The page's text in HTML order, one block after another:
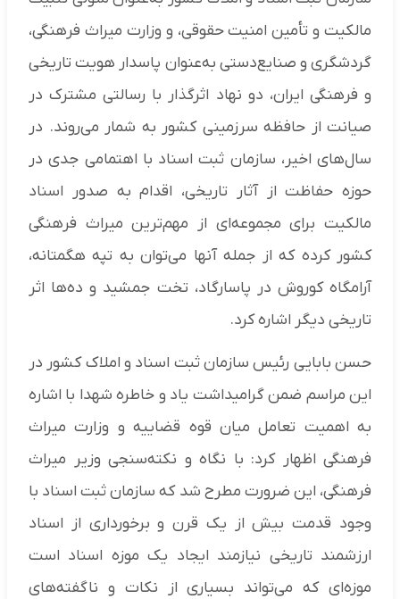
مالکیت و تأمین امنیت حقوقی، و وزارت میراث فرهنگی،
گردشگری و صنایع‌دستی به‌عنوان پاسدار هویت تاریخی
و فرهنگی ایران، دو نهاد اثرگذار با رسالتی مشترک در
صیانت از حافظه سرزمینی کشور به شمار می‌روند. در
سال‌های اخیر، سازمان ثبت اسناد با اهتمامی جدی در
حوزه حفاظت از آثار تاریخی، اقدام به صدور اسناد
مالکیت برای مجموعه‌ای از مهم‌ترین میراث فرهنگی
کشور کرده که از جمله آنها می‌توان به تپه هگمتانه،
آرامگاه کوروش در پاسارگاد، تخت جمشید و ده‌ها اثر
تاریخی دیگر اشاره کرد.
حسن بابایی رئیس سازمان ثبت اسناد و املاک کشور در
این مراسم ضمن گرامیداشت یاد و خاطره شهدا با اشاره
به اهمیت تعامل میان قوه قضاییه و وزارت میراث
فرهنگی اظهار کرد: با نگاه و نکته‌سنجی وزیر میراث
فرهنگی، این ضرورت مطرح شد که سازمان ثبت اسناد با
وجود قدمت بیش از یک قرن و برخورداری از اسناد
ارزشمند تاریخی نیازمند ایجاد یک موزه اسناد است
موزه‌ای که می‌تواند بسیاری از نکات و ناگفته‌های